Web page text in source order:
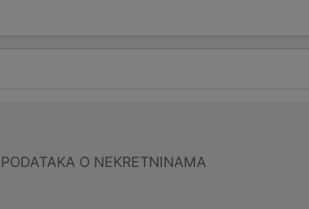
O NEKRETNINAMA